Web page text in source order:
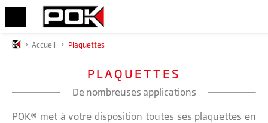
> Accueil > Plaquettes
PLAQUETTES
De nombreuses applications
POK® met à votre disposition toutes ses plaquettes en